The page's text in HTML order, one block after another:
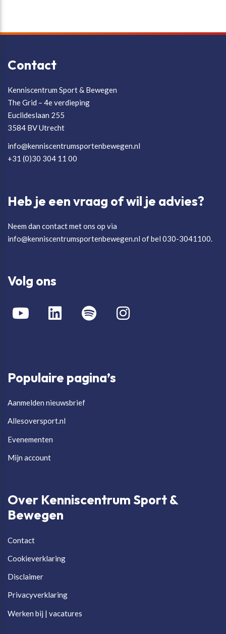
Contact
Kenniscentrum Sport & Bewegen
The Grid – 4e verdieping
Euclideslaan 255
3584 BV Utrecht
info@kenniscentrumsportenbewegen.nl
+31 (0)30 304 11 00
Heb je een vraag of wil je advies?
Neem dan contact met ons op via
info@kenniscentrumsportenbewegen.nl of bel 030-3041100.
Volg ons
Populaire pagina’s
Aanmelden nieuwsbrief
Allesoversport.nl
Evenementen
Mijn account
Over Kenniscentrum Sport &
Bewegen
Contact
Cookieverklaring
Disclaimer
Privacyverklaring
Werken bij | vacatures